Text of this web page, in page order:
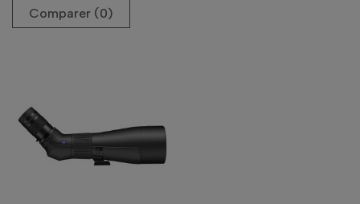
Comparer (0)‎